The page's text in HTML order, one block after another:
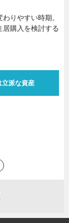
りやすい時期。
購入を検討する
立派な資産